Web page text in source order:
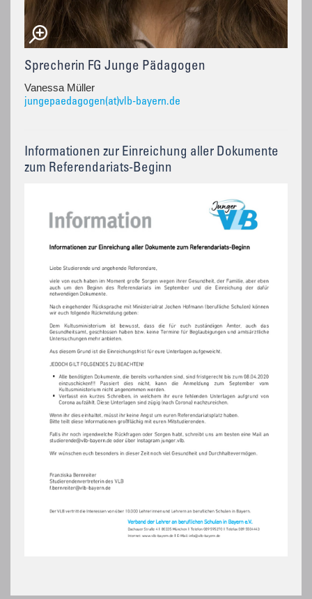
Sprecherin FG Junge Pädagogen
Vanessa Müller
jungepaedagogen(at)vlb-bayern.de
Informationen zur Einreichung aller Dokumente
zum Referendariats-Beginn